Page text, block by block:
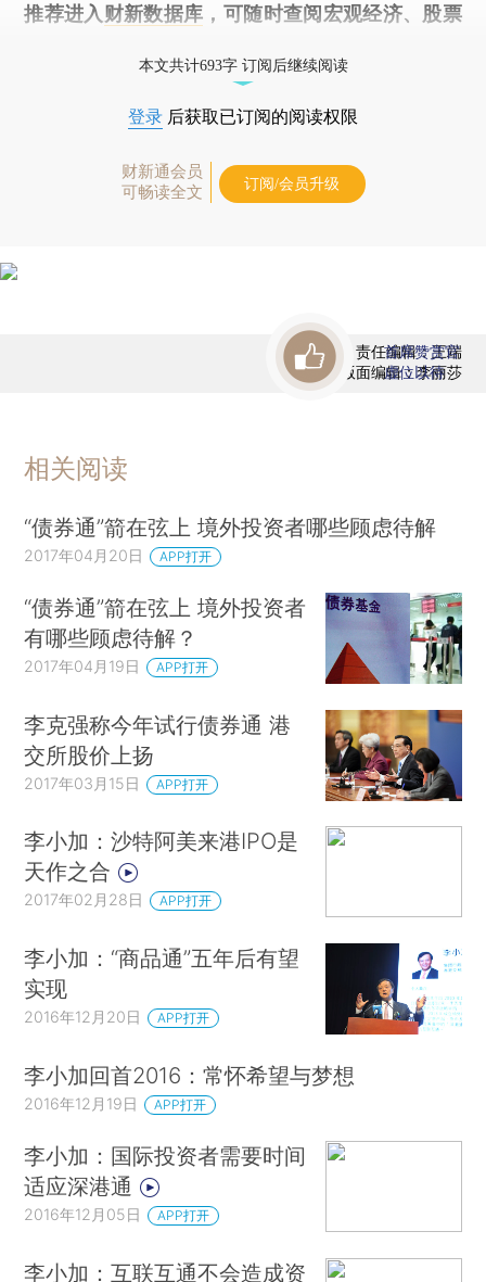
推荐进入 财新数据库 ，可随时查阅宏观经济、股票
本文共计693字 订阅后继续阅读
登录 后获取已订阅的阅读权限
财新通会员
可畅读全文
订阅/会员升级
责任编辑：王端
版面编辑：李丽莎
首席赞赏官
虚位以待
相关阅读
“债券通”箭在弦上 境外投资者哪些顾虑待解
2017年04月20日 APP打开
“债券通”箭在弦上 境外投资者
有哪些顾虑待解？
2017年04月19日 APP打开
李克强称今年试行债券通 港
交所股价上扬
2017年03月15日 APP打开
李小加：沙特阿美来港IPO是
天作之合
2017年02月28日 APP打开
李小加：“商品通”五年后有望
实现
2016年12月20日 APP打开
李小加回首2016：常怀希望与梦想
2016年12月19日 APP打开
李小加：国际投资者需要时间
适应深港通
2016年12月05日 APP打开
李小加：互联互通不会造成资